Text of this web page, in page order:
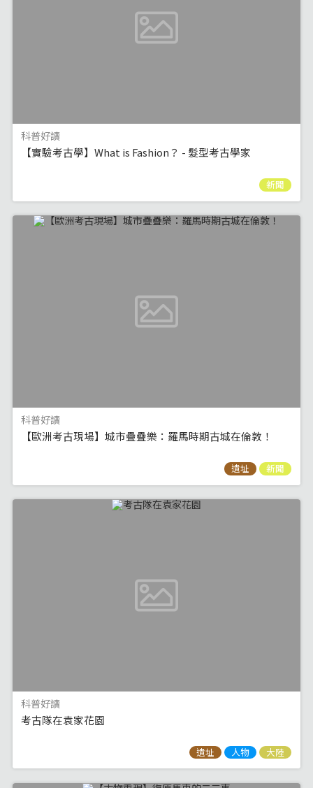
科普好讀
【實驗考古學】What is Fashion？ - 髮型考古學家
新聞
科普好讀
【歐洲考古現場】城市疊疊樂：羅馬時期古城在倫敦！
遺址 新聞
科普好讀
考古隊在袁家花園
遺址 人物 大陸